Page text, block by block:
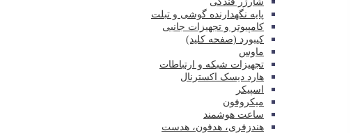
پایه نگهدارنده گوشی و تبلت
کامپیوتر و تجهیزات جانبی
کیبورد (صفحه کلید)
ماوس
تجهیزات شبکه و ارتباطات
هارد دیسک اکسترنال
اسپیکر
میکروفون
ساعت هوشمند
هندزفری، هدفون، هدست